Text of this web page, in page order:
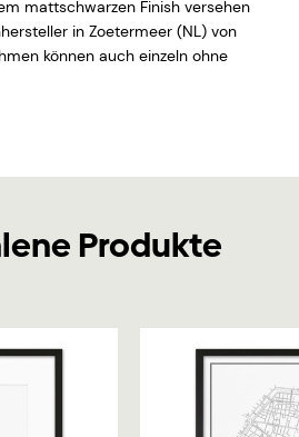
mattschwarzen Finish versehen
in Zoetermeer (NL) von
können auch einzeln ohne
Produkte